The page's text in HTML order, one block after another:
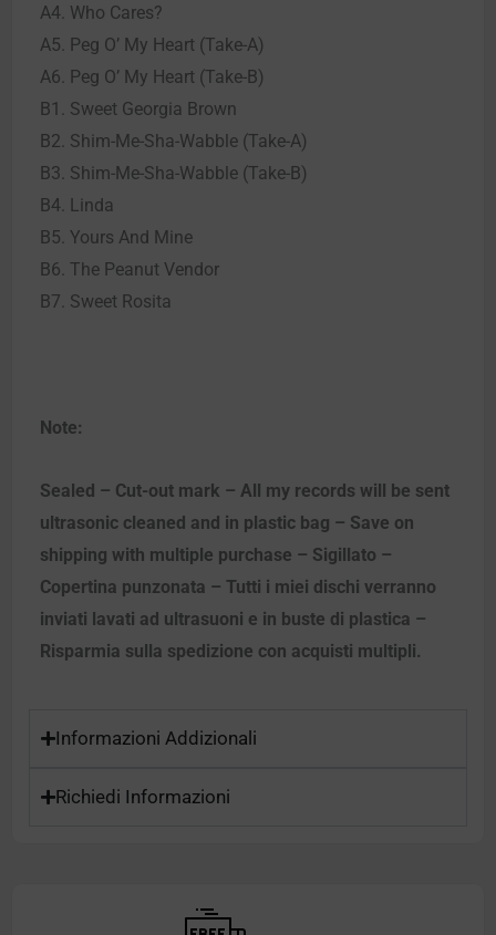
A4. Who Cares?
A5. Peg O’ My Heart (Take-A)
A6. Peg O’ My Heart (Take-B)
B1. Sweet Georgia Brown
B2. Shim-Me-Sha-Wabble (Take-A)
B3. Shim-Me-Sha-Wabble (Take-B)
B4. Linda
B5. Yours And Mine
B6. The Peanut Vendor
B7. Sweet Rosita
Note:
Sealed – Cut-out mark – All my records will be sent
ultrasonic cleaned and in plastic bag – Save on
shipping with multiple purchase – Sigillato –
Copertina punzonata – Tutti i miei dischi verranno
inviati lavati ad ultrasuoni e in buste di plastica –
Risparmia sulla spedizione con acquisti multipli.
Informazioni Addizionali
Richiedi Informazioni